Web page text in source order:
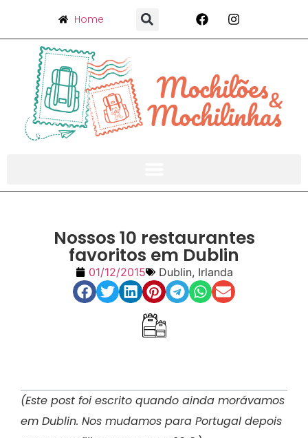
Home
Nossos 10 restaurantes
favoritos em Dublin
01/12/2015 Dublin, Irlanda
(Este post foi escrito quando ainda morávamos
em Dublin. Nos mudamos para Portugal depois